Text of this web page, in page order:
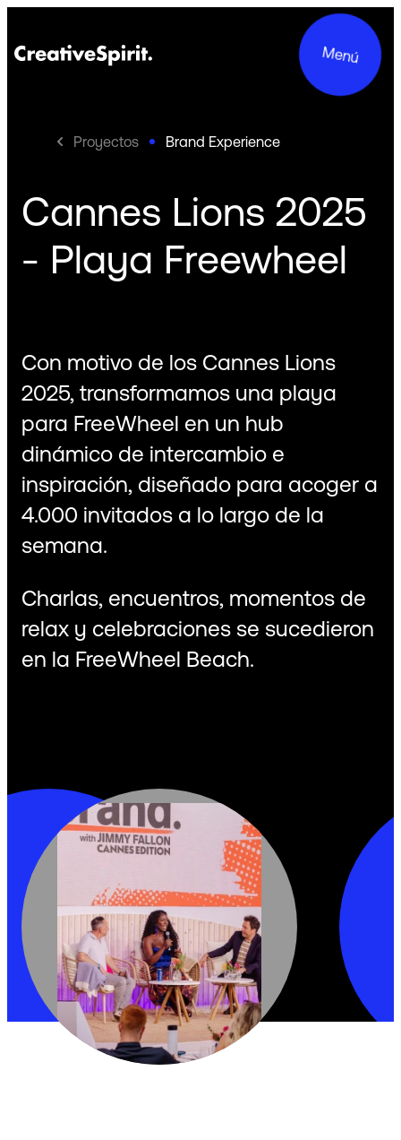
Menú
Proyectos
Servicios
Compromisos
Contacto
Proyectos Brand Experience
Cannes Lions 2025
- Playa Freewheel
Con motivo de los Cannes Lions
2025, transformamos una playa
para FreeWheel en un hub
dinámico de intercambio e
inspiración, diseñado para acoger a
4.000 invitados a lo largo de la
semana.
Charlas, encuentros, momentos de
relax y celebraciones se sucedieron
en la FreeWheel Beach.